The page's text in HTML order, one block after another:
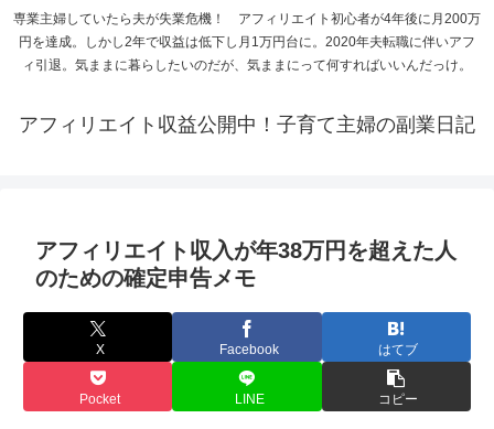
専業主婦していたら夫が失業危機！ アフィリエイト初心者が4年後に月200万
円を達成。しかし2年で収益は低下し月1万円台に。2020年夫転職に伴いアフ
ィ引退。気ままに暮らしたいのだが、気ままにって何すればいいんだっけ。
アフィリエイト収益公開中！子育て主婦の副業日記
アフィリエイト収入が年38万円を超えた人
のための確定申告メモ
X Facebook はてブ
Pocket LINE コピー